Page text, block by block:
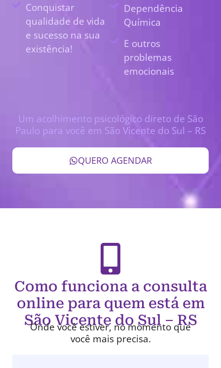
Conquistar
qualidade de vida
e sucesso na sua
existência!
Dependência
Química
E outros
problemas
emocionais
Um acolhimento psicológico direto de São
Paulo para você em São Vicente do Sul – RS
QUERO AGENDAR
Como funciona a consulta
online para quem está em
São Vicente do Sul – RS
Onde você estiver, no momento que
você mais precisa.